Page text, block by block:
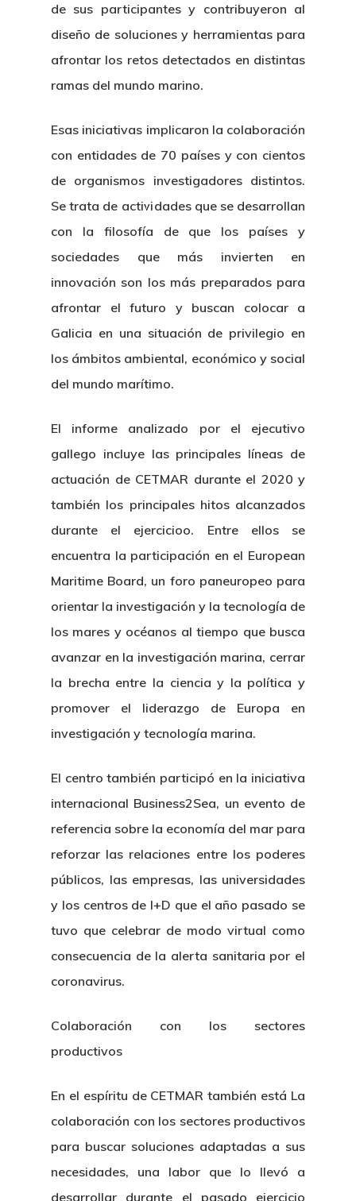
de sus participantes y contribuyeron al
diseño de soluciones y herramientas para
afrontar los retos detectados en distintas
ramas del mundo marino.
Esas iniciativas implicaron la colaboración
con entidades de 70 países y con cientos
de organismos investigadores distintos.
Se trata de actividades que se desarrollan
con la filosofía de que los países y
sociedades que más invierten en
innovación son los más preparados para
afrontar el futuro y buscan colocar a
Galicia en una situación de privilegio en
los ámbitos ambiental, económico y social
del mundo marítimo.
El informe analizado por el ejecutivo
gallego incluye las principales líneas de
actuación de CETMAR durante el 2020 y
también los principales hitos alcanzados
durante el ejercicioo. Entre ellos se
encuentra la participación en el European
Maritime Board, un foro paneuropeo para
orientar la investigación y la tecnología de
los mares y océanos al tiempo que busca
avanzar en la investigación marina, cerrar
la brecha entre la ciencia y la política y
promover el liderazgo de Europa en
investigación y tecnología marina.
El centro también participó en la iniciativa
internacional Business2Sea, un evento de
referencia sobre la economía del mar para
reforzar las relaciones entre los poderes
públicos, las empresas, las universidades
y los centros de I+D que el año pasado se
tuvo que celebrar de modo virtual como
consecuencia de la alerta sanitaria por el
coronavirus.
Colaboración con los sectores
productivos
En el espíritu de CETMAR también está La
colaboración con los sectores productivos
para buscar soluciones adaptadas a sus
necesidades, una labor que lo llevó a
desarrollar durante el pasado ejercicio